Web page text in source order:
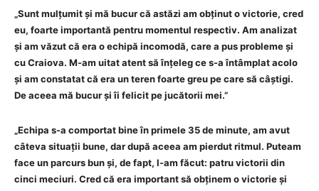
„Sunt mulțumit și mă bucur că astăzi am obținut o victorie, cred
eu, foarte importantă pentru momentul respectiv. Am analizat
și am văzut că era o echipă incomodă, care a pus probleme și
cu Craiova. M-am uitat atent să înțeleg ce s-a întâmplat acolo
și am constatat că era un teren foarte greu pe care să câștigi.
De aceea mă bucur și îi felicit pe jucătorii mei.”
„Echipa s-a comportat bine în primele 35 de minute, am avut
câteva situații bune, dar după aceea am pierdut ritmul. Puteam
face un parcurs bun și, de fapt, l-am făcut: patru victorii din
cinci meciuri. Cred că era important să obținem o victorie și